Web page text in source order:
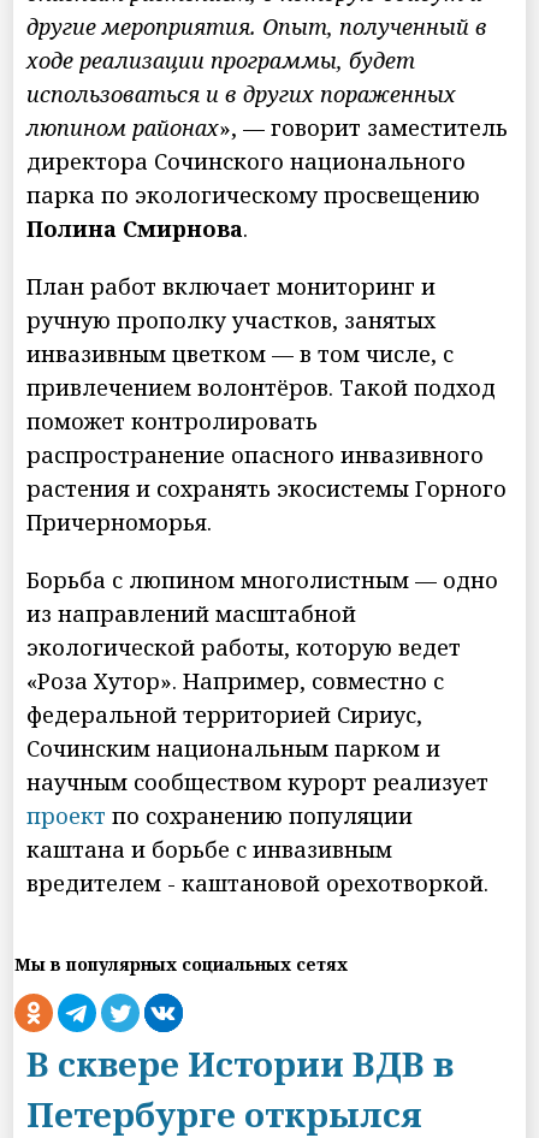
другие мероприятия. Опыт, полученный в
ходе реализации программы, будет
использоваться и в других пораженных
люпином районах», — говорит заместитель
директора Сочинского национального
парка по экологическому просвещению
Полина Смирнова.
План работ включает мониторинг и
ручную прополку участков, занятых
инвазивным цветком — в том числе, с
привлечением волонтёров. Такой подход
поможет контролировать
распространение опасного инвазивного
растения и сохранять экосистемы Горного
Причерноморья.
Борьба с люпином многолистным — одно
из направлений масштабной
экологической работы, которую ведет
«Роза Хутор». Например, совместно с
федеральной территорией Сириус,
Сочинским национальным парком и
научным сообществом курорт реализует
проект по сохранению популяции
каштана и борьбе с инвазивным
вредителем - каштановой орехотворкой.
Мы в популярных социальных сетях
В сквере Истории ВДВ в
Петербурге открылся